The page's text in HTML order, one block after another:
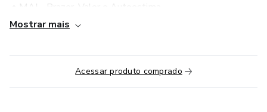
🔸MAI - Prazer, Valor e Autoestima
🔸 JUL - Expansão, Visão e Confiança
Mostrar mais
Acessar produto comprado